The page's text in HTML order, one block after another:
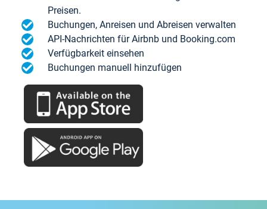
Preisen.
Buchungen, Anreisen und Abreisen verwalten
API-Nachrichten für Airbnb und Booking.com
Verfügbarkeit einsehen
Buchungen manuell hinzufügen